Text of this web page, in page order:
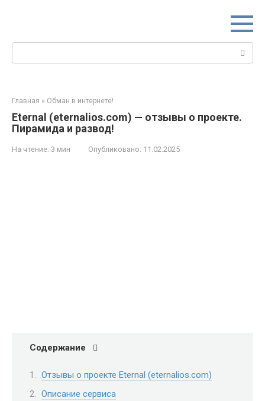
Поиск:
Главная » Обман в интернете!
Eternal (eternalios.com) — отзывы о проекте.
Пирамида и развод!
На чтение: 3 мин Опубликовано: 11.02.2025
Содержание
Отзывы о проекте Eternal (eternalios.com)
Описание сервиса